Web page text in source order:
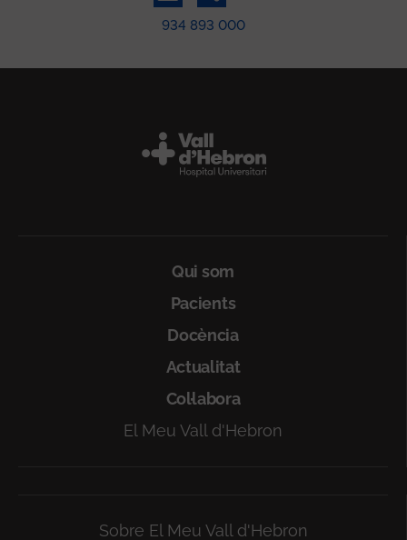
934 893 000
Qui som
Pacients
Docència
Actualitat
Col·labora
El Meu Vall d'Hebron
Sobre El Meu Vall d'Hebron